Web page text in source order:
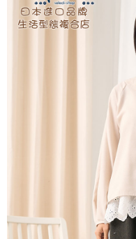
１．簡單：不需註冊會員、不需
２．便利：只要手機號碼，簡訊
３．安心：先確認商品／服務
【「AFTEE先享後付」結帳流程
１．於結帳方式選擇「AFTEE
結帳頁面，進行簡訊認證並確
２．訂單成立數日內，您將收到
３．收到繳費通知簡訊後14天
ATM／網路銀行／等多元方式
※ 請注意：結帳手續完成當下
購買商品的店家。未經商家同
※ 交易是否成功請以「AFTEE
是否繳費成功／繳費後需取消
https://
【注意事項】
１．透過由恩沛科技股份有限
運送方式
每筆NT$60，滿NT$1,800(
每筆NT$60，滿NT$1,800(
每筆NT$60，滿NT$2,000(
每筆NT$60，滿NT$2,000(
黑貓宅急便(包裹尺寸60cm
每筆NT$100，滿NT$2,000(